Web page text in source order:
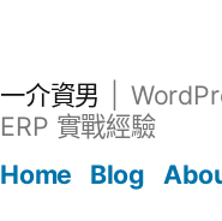
一介資男
ERP 實戰經驗
Home
Blog